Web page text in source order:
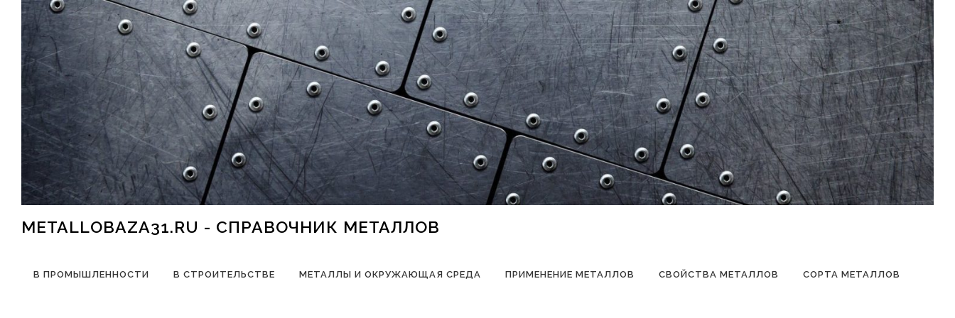
Перейти к содержимому
METALLOBAZA31.RU - СПРАВОЧНИК МЕТАЛЛОВ
В ПРОМЫШЛЕННОСТИ В СТРОИТЕЛЬСТВЕ МЕТАЛЛЫ И ОКРУЖАЮЩАЯ СРЕДА ПРИМЕНЕНИЕ МЕТАЛЛОВ СВОЙСТВА МЕТАЛЛОВ СОРТА МЕТАЛЛОВ